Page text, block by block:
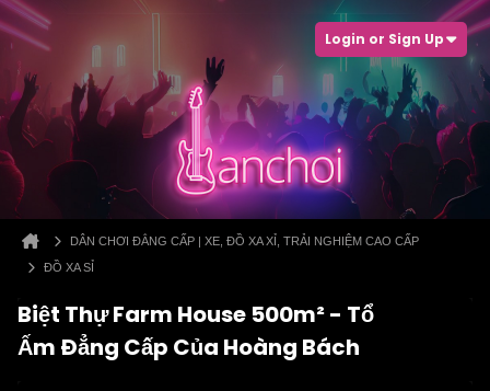
Login or Sign Up
DÂN CHƠI ĐẲNG CẤP | XE, ĐỒ XA XỈ, TRẢI NGHIỆM CAO CẤP
ĐỒ XA SỈ
Biệt Thự Farm House 500m² - Tổ
Ấm Đẳng Cấp Của Hoàng Bách